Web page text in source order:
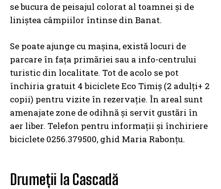
se bucura de peisajul colorat al toamnei și de
liniștea câmpiilor întinse din Banat.
Se poate ajunge cu mașina, există locuri de
parcare în fața primăriei sau a info-centrului
turistic din localitate. Tot de acolo se pot
închiria gratuit 4 biciclete Eco Timiș (2 adulți+ 2
copii) pentru vizite în rezervație. În areal sunt
amenajate zone de odihnă și servit gustări în
aer liber. Telefon pentru informații și închiriere
biciclete 0256.379500, ghid Maria Rabonțu.
Drumeții la Cascadă